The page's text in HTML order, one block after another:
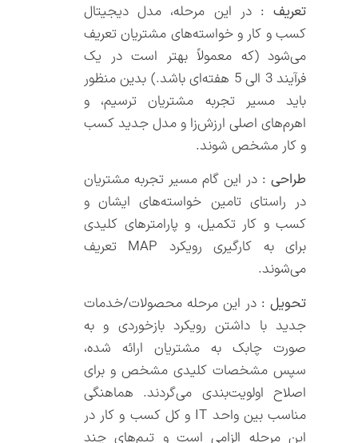
تعریف :در این مرحله، مدل دیجیتال
کسب و کار و خواسته‌های مشتریان تعریف
می‌شود (که معمولاً بهتر است در یک
فرآیند 3 الی 5 هفته‌ای باشد.) بدین منظور
باید مسیر تجربه مشتریان ترسیم، و
اهرم‌های اصلی ارزش‌زا و مدل جدید کسب
و کار مشخص شوند.
طراحی : در این گام مسیر تجربه مشتریان
در راستای تامین خواسته‌های ایشان و
کسب و کار تکمیل، و پارامترهای کلیدی
برای به کارگیری رویکرد MAP تعریف
می‌شوند.
تحویل : در این مرحله محصولات/خدمات
جدید با داشتن رویکرد بازخوردی و به
صورت چابک به مشتریان ارائه شده،
سپس مشخصات کلیدی مشخص و برای
اصلاح اولویت‌بندی می‌گردند. هماهنگی
مناسب بین واحد IT و کل کسب و کار در
این مرحله الزامی است و تیم‌های چند